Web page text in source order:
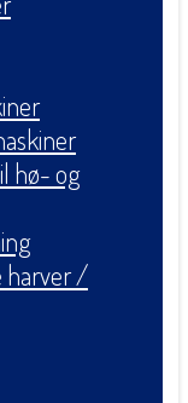
hø- og
harver /